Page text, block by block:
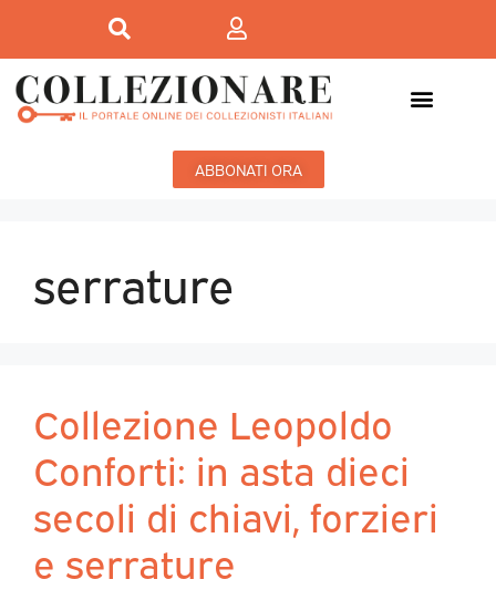
ABBONATI ORA
serrature
Collezione Leopoldo
Conforti: in asta dieci
secoli di chiavi, forzieri
e serrature